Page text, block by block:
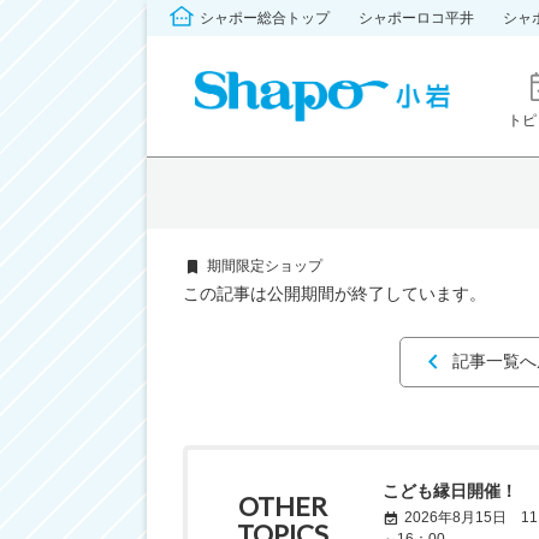
シャポー総合トップ シャポーロコ平井 シャ
ト
期間限定ショップ
この記事は公開期間が終了しています。
記事一覧
OTHER
こども縁日開催！
2026年8月15日 11